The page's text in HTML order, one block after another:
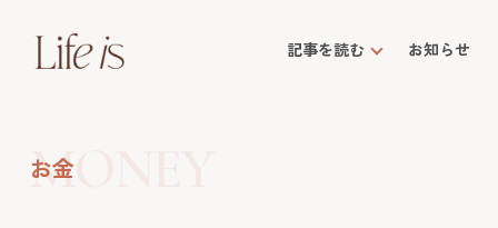
記事を読む お知らせ
MONEY
お金